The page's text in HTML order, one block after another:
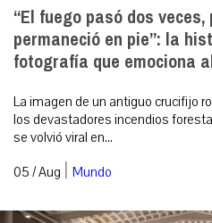
“El fuego pasó dos
permaneció en pie”: la
fotografía que emociona
La imagen de un antiguo crucifijo
los devastadores incendios
se volvió viral en...
05 / Aug | Mundo